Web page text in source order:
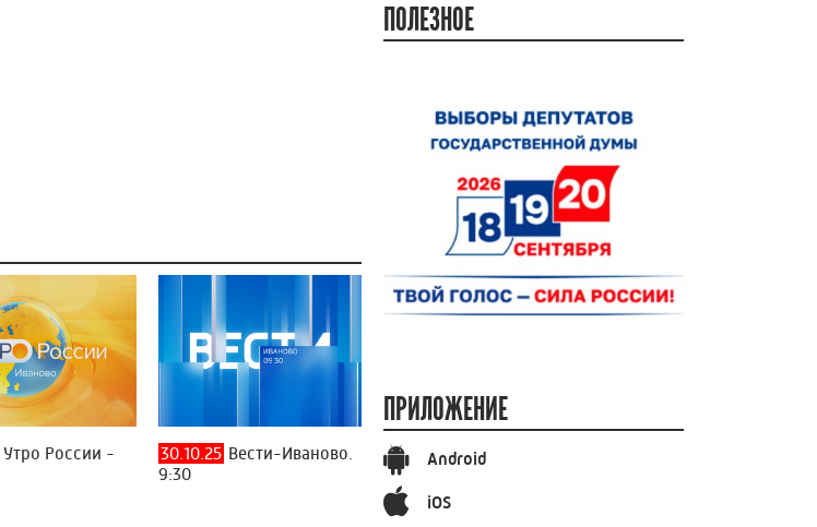
Утро России -
30.10.25 Вести-Иваново.
9:30
ПОЛЕЗНОЕ
ПРИЛОЖЕНИЕ
Android
iOS